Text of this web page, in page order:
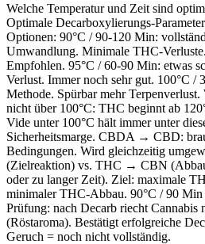
Welche Temperatur und Zeit sind
Optimale Decarboxylierungs-
Optionen: 90°C / 90-120 Min:
Umwandlung. Minimale THC-
Empfohlen. 95°C / 60-90 Min: etwas
Verlust. Immer noch sehr gut. 100°C /
Methode. Spürbar mehr
nicht über 100°C: THC beginnt ab
Vide unter 100°C hält immer unter
Sicherheitsmarge. CBDA → CBD:
Bedingungen. Wird gleichzeitig
(Zielreaktion) vs. THC → CBN
oder zu langer Zeit). Ziel: maximale
minimaler THC-Abbau. 90°C / 90 Min
Prüfung: nach Decarb riecht Cannabis
(Röstaroma). Bestätigt erfolgreiche
Geruch = noch nicht vollständig.